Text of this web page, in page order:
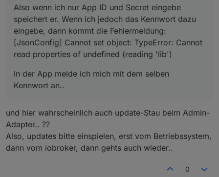
Also wenn ich nur App ID und Secret eingebe
speichert er. Wenn ich jedoch das Kennwort dazu
eingebe, dann kommt die Fehlermeldung:
[JsonConfig] Cannot set object: TypeError: Cannot
read properties of undefined (reading 'lib')
In der App melde ich mich mit dem selben
Kennwort an..
und hier wahrscheinlich auch update-Stau beim Admin-
Adapter.. ??
Also, updates bitte einspielen, erst vom Betriebssystem,
dann vom iobroker, dann gehts auch wieder..
0